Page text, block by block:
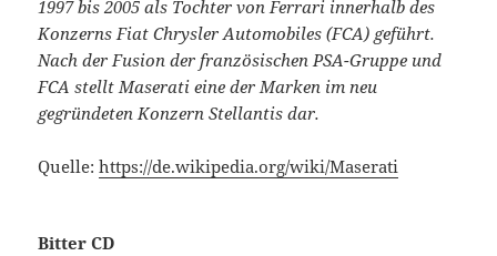
1997 bis 2005 als Tochter von Ferrari innerhalb des
Konzerns Fiat Chrysler Automobiles (FCA) geführt.
Nach der Fusion der französischen PSA-Gruppe und
FCA stellt Maserati eine der Marken im neu
gegründeten Konzern Stellantis dar.
Quelle:https://de.wikipedia.org/wiki/Maserati
Bitter CD